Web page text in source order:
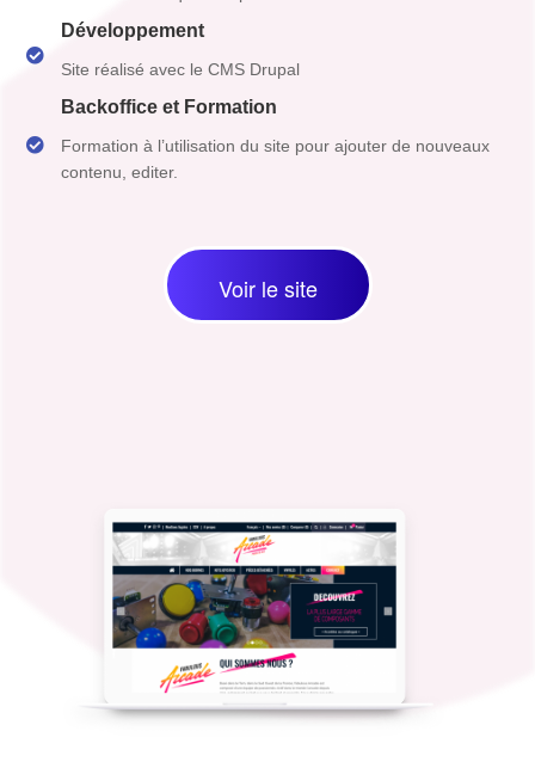
Développement
Site réalisé avec le CMS Drupal
Backoffice et Formation
Formation à l’utilisation du site pour ajouter de nouveaux
contenu, editer.
Voir le site